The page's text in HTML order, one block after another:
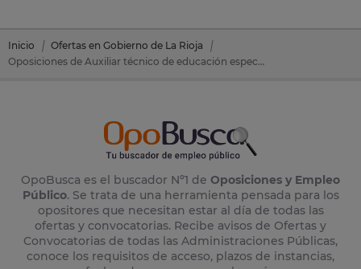
Inicio
Ofertas en Gobierno de La Rioja
Oposiciones de Auxiliar técnico de educación especial en Gobierno de La Rioja
OpoBusca es el buscador Nº1 de Oposiciones y Empleo
Público. Se trata de una herramienta pensada para los
opositores que necesitan estar al día de todas las
ofertas y convocatorias. Recibe avisos de Ofertas y
Convocatorias de todas las Administraciones Públicas,
conoce los requisitos de acceso, plazos de instancias,